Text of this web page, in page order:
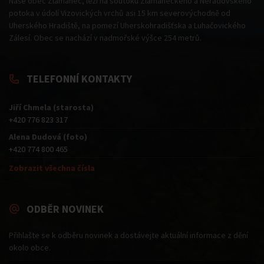
potoka v údolí Vizovických vrchů asi 15 km severovýchodně od
Uherského Hradiště, na pomezí Uherskohradišťska a Luhačovického
Zálesí. Obec se nachází v nadmořské výšce 254 metrů.
TELEFONNÍ KONTAKTY
Jiří Chmela (starosta)
+420 776 823 317
Alena Dudová (foto)
+420 774 800 465
Zobrazit všechna čísla
ODBĚR NOVINEK
Přihlašte se k odběru novinek a dostávejte aktuální informace z dění
okolo obce.